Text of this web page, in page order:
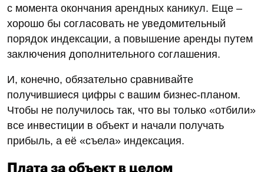
с момента окончания арендных каникул. Еще –
хорошо бы согласовать не уведомительный
порядок индексации, а повышение аренды путем
заключения дополнительного соглашения.
И, конечно, обязательно сравнивайте
получившиеся цифры с вашим бизнес-планом.
Чтобы не получилось так, что вы только «отбили»
все инвестиции в объект и начали получать
прибыль, а её «съела» индексация.
Плата за объект в целом